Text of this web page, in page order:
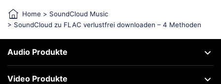
Home > SoundCloud Music
> SoundCloud zu FLAC verlustfrei downloaden – 4 Methoden
Audio Produkte
Video Produkte